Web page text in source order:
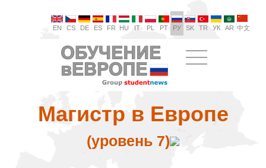
EN CS DE ES FR HU IT PL PT РУ SK TR УК AR 中文
Магистр в Европе
(уровень 7)